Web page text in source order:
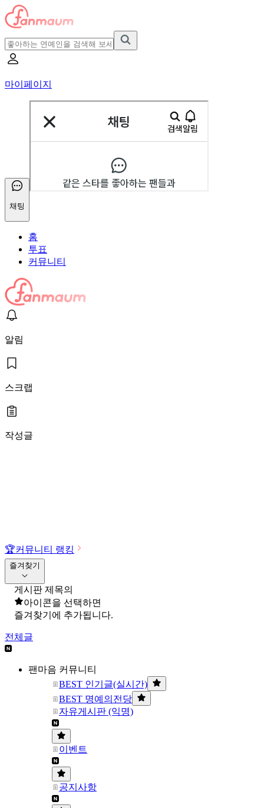
마이페이지
채팅
홈
투표
커뮤니티
알림
스크랩
작성글
🏆커뮤니티 랭킹
즐겨찾기
게시판 제목의
아이콘을 선택하면
즐겨찾기에 추가됩니다.
전체글
팬마음 커뮤니티
BEST 인기글(실시간)
BEST 명예의전당
자유게시판 (익명)
이벤트
공지사항